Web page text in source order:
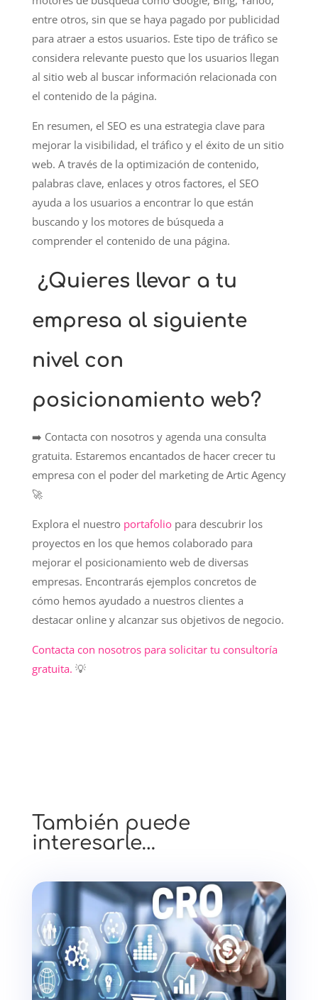
entre otros, sin que se haya pagado por publicidad
para atraer a estos usuarios. Este tipo de tráfico se
considera relevante puesto que los usuarios llegan
al sitio web al buscar información relacionada con
el contenido de la página.
En resumen, el SEO es una estrategia clave para
mejorar la visibilidad, el tráfico y el éxito de un sitio
web. A través de la optimización de contenido,
palabras clave, enlaces y otros factores, el SEO
ayuda a los usuarios a encontrar lo que están
buscando y los motores de búsqueda a
comprender el contenido de una página.
¿Quieres llevar a tu
empresa al siguiente
nivel con
posicionamiento web?
➡️ Contacta con nosotros y agenda una consulta
gratuita. Estaremos encantados de hacer crecer tu
empresa con el poder del marketing de Artic Agency
🚀
Explora el nuestro portafoliopara descubrir los
proyectos en los que hemos colaborado para
mejorar el posicionamiento web de diversas
empresas. Encontrarás ejemplos concretos de
cómo hemos ayudado a nuestros clientes a
destacar online y alcanzar sus objetivos de negocio.
Contacta con nosotros para solicitar tu consultoría
gratuita. 💡
También puede
interesarle…